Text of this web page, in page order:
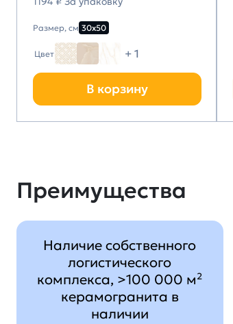
Размер, см 30х50
Цвет + 1
В корзину
Преимущества
Наличие собственного
логистического
комплекса, >100 000 м²
керамогранита в
наличии